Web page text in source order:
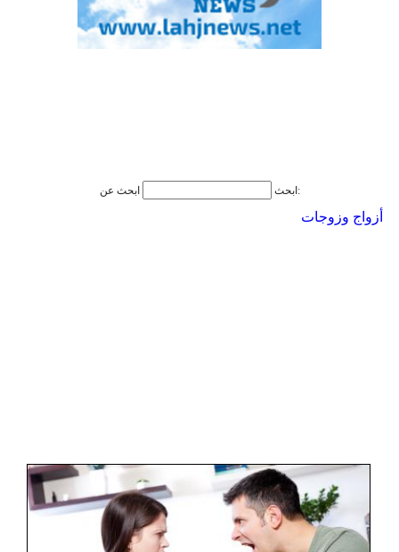
ابحث ابحث عن:
أزواج وزوجات